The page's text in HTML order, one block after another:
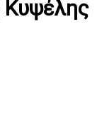
Κυψέλης